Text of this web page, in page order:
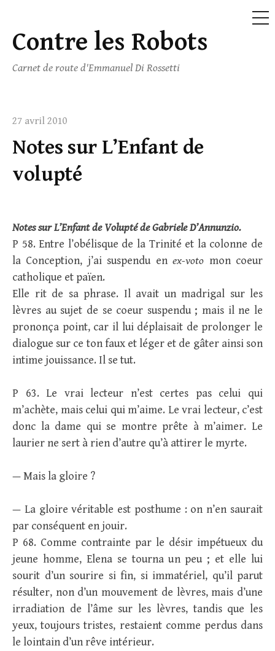
Skip
to
content
Contre les Robots
Carnet de route d'Emmanuel Di Rossetti
27 avril 2010
Notes sur L’Enfant de
volupté
Notes sur L’Enfant de Volupté de Gabriele D’Annunzio.
P 58. Entre l’obélisque de la Trinité et la colonne de
la Conception, j’ai suspendu enex-voto mon coeur
catholique et païen.
Elle rit de sa phrase. Il avait un madrigal sur les
lèvres au sujet de se coeur suspendu ; mais il ne le
prononça point, car il lui déplaisait de prolonger le
dialogue sur ce ton faux et léger et de gâter ainsi son
intime jouissance. Il se tut.
P 63. Le vrai lecteur n’est certes pas celui qui
m’achète, mais celui qui m’aime. Le vrai lecteur, c’est
donc la dame qui se montre prête à m’aimer. Le
laurier ne sert à rien d’autre qu’à attirer le myrte.
— Mais la gloire ?
— La gloire véritable est posthume : on n’en saurait
par conséquent en jouir.
P 68. Comme contrainte par le désir impétueux du
jeune homme, Elena se tourna un peu ; et elle lui
sourit d’un sourire si fin, si immatériel, qu’il parut
résulter, non d’un mouvement de lèvres, mais d’une
irradiation de l’âme sur les lèvres, tandis que les
yeux, toujours tristes, restaient comme perdus dans
le lointain d’un rêve intérieur.